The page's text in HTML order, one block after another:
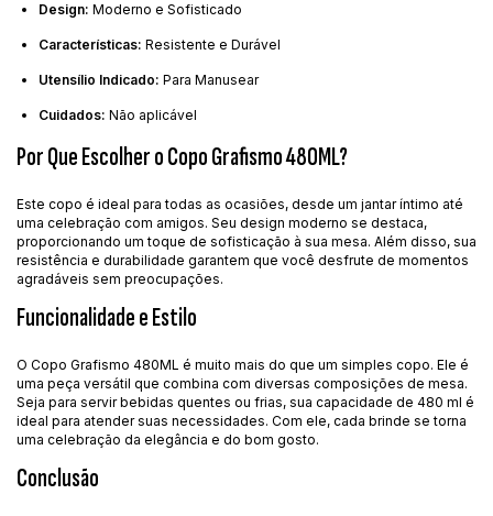
Design: Moderno e Sofisticado
Características: Resistente e Durável
Utensílio Indicado: Para Manusear
Cuidados: Não aplicável
Por Que Escolher o Copo Grafismo 480ML?
Este copo é ideal para todas as ocasiões, desde um jantar íntimo até
uma celebração com amigos. Seu design moderno se destaca,
proporcionando um toque de sofisticação à sua mesa. Além disso, sua
resistência e durabilidade garantem que você desfrute de momentos
agradáveis sem preocupações.
Funcionalidade e Estilo
O Copo Grafismo 480ML é muito mais do que um simples copo. Ele é
uma peça versátil que combina com diversas composições de mesa.
Seja para servir bebidas quentes ou frias, sua capacidade de 480 ml é
ideal para atender suas necessidades. Com ele, cada brinde se torna
uma celebração da elegância e do bom gosto.
Conclusão